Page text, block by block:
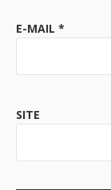
E-MAIL *
SITE